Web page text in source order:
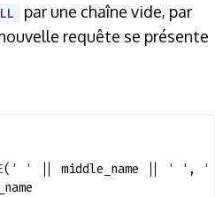
par une chaîne vide, par
requête se présente
( ' ' || middle_name || ' ' ,
'